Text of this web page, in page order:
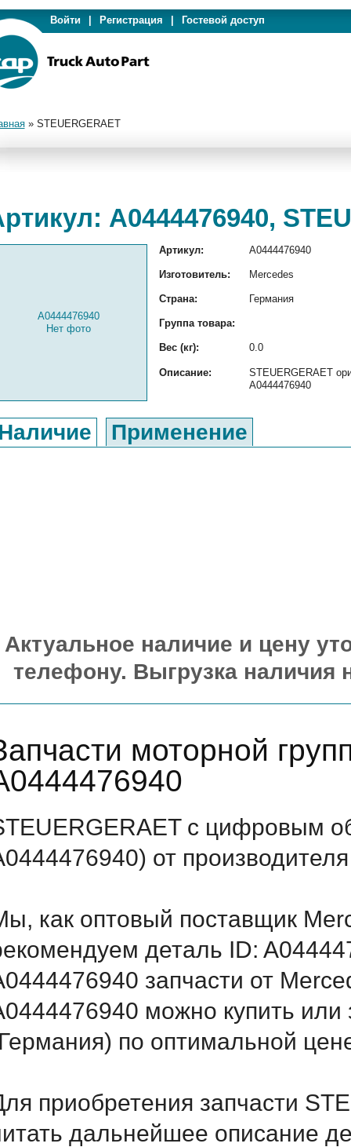
Войти Регистрация Гостевой доступ
» STEUERGERAET
A0444476940,
A0444476940
Нет фото
Артикул: A0444476940
Изготовитель: Mercedes
Страна: Германия
Группа товара:
Вес (кг): 0.0
Описание:
STEUERGERAET
A0444476940
Применение
Актуальное наличие и цену
телефону. Выгрузка наличия
моторной
с цифровым
от
как оптовый поставщик
деталь ID:
запчасти от
можно купить или
по оптимальной
приобретения запчасти
дальнейшее описание